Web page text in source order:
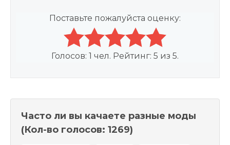
Поставьте пожалуйста оценку:
Голосов: 1 чел. Рейтинг: 5 из 5.
Часто ли вы качаете разные моды
(Кол-во голосов: 1269)